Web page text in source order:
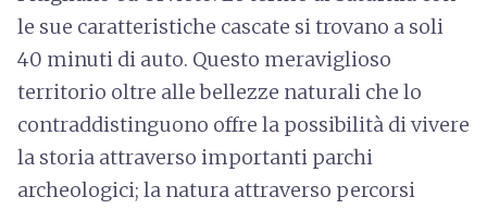
le sue caratteristiche cascate si trovano a soli
40 minuti di auto. Questo meraviglioso
territorio oltre alle bellezze naturali che lo
contraddistinguono offre la possibilità di vivere
la storia attraverso importanti parchi
archeologici; la natura attraverso percorsi